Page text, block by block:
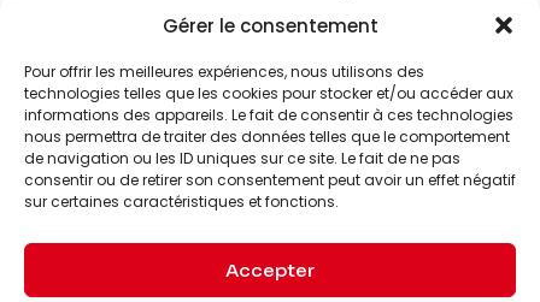
Gérer le consentement
Pour offrir les meilleures expériences, nous utilisons des
technologies telles que les cookies pour stocker et/ou accéder aux
informations des appareils. Le fait de consentir à ces technologies
nous permettra de traiter des données telles que le comportement
de navigation ou les ID uniques sur ce site. Le fait de ne pas
consentir ou de retirer son consentement peut avoir un effet négatif
sur certaines caractéristiques et fonctions.
Accepter
MARDI-SAMEDI
LUNDI-DIMANCHE
FERMÉ